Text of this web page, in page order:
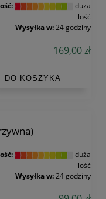
duża
ilość
Wysyłka w: 24 godziny
169,00 zł
DO KOSZYKA
duża
ilość
Wysyłka w: 24 godziny